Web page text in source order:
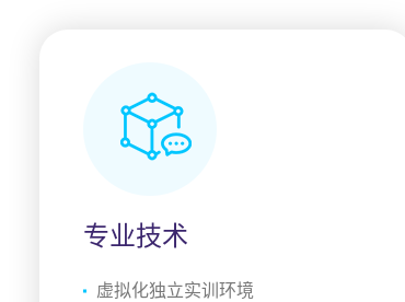
专业技术
虚拟化独立实训环境